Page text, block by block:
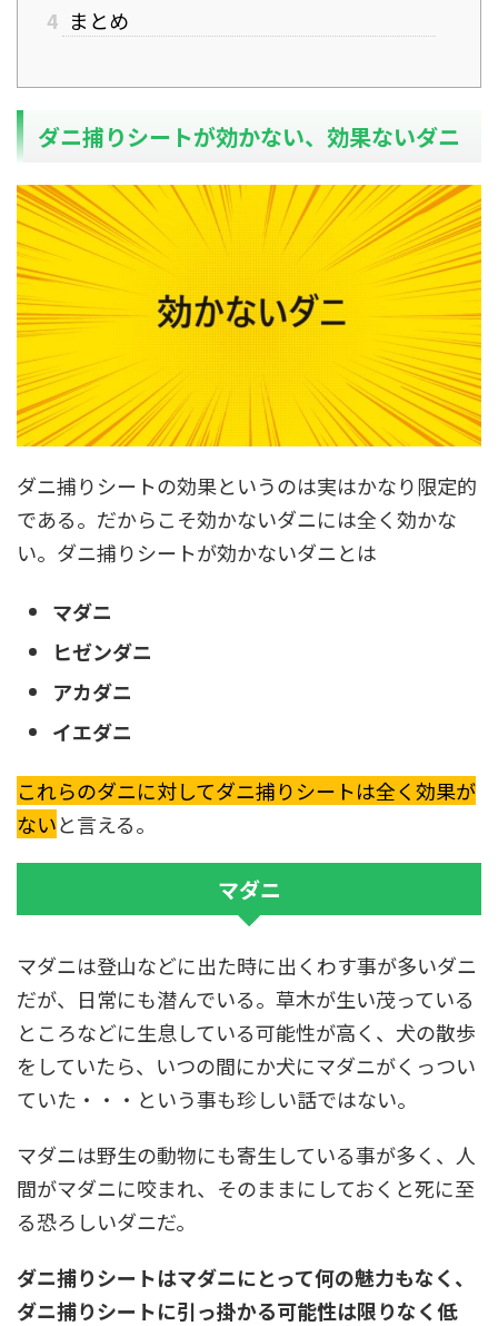
4 まとめ
ダニ捕りシートが効かない、効果ないダニ
ダニ捕りシートの効果というのは実はかなり限定的
である。だからこそ効かないダニには全く効かな
い。ダニ捕りシートが効かないダニとは
マダニ
ヒゼンダニ
アカダニ
イエダニ
これらのダニに対してダニ捕りシートは全く効果が
ないと言える。
マダニ
マダニは登山などに出た時に出くわす事が多いダニ
だが、日常にも潜んでいる。草木が生い茂っている
ところなどに生息している可能性が高く、犬の散歩
をしていたら、いつの間にか犬にマダニがくっつい
ていた・・・という事も珍しい話ではない。
マダニは野生の動物にも寄生している事が多く、人
間がマダニに咬まれ、そのままにしておくと死に至
る恐ろしいダニだ。
ダニ捕りシートはマダニにとって何の魅力もなく、
ダニ捕りシートに引っ掛かる可能性は限りなく低